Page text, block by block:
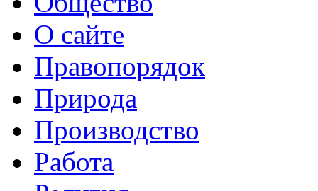
О сайте
Правопорядок
Природа
Производство
Работа